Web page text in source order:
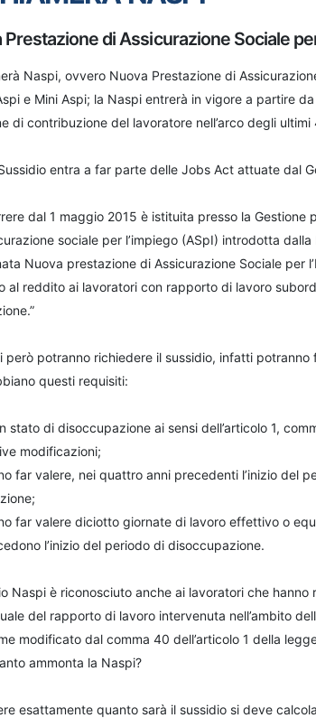
Prestazione di Assicurazione Sociale
Naspi, ovvero Nuova Prestazione di
e Mini Aspi; la Naspi entrerà in vigore a partire
di contribuzione del lavoratore nell’arco degli ultimi
entra a far parte delle Jobs Act attuate dal
dal 1 maggio 2015 è istituita presso la
sociale per l’impiego (ASpI) introdotta
Nuova prestazione di Assicurazione Sociale per
al reddito ai lavoratori con rapporto di lavoro
però potranno richiedere il sussidio, infatti
questi requisiti:
stato di disoccupazione ai sensi dell’articolo 1,
modificazioni;
far valere, nei quattro anni precedenti l’inizio del
far valere diciotto giornate di lavoro effettivo o
l’inizio del periodo di disoccupazione.
Naspi è riconosciuto anche ai lavoratori che
del rapporto di lavoro intervenuta nell’ambito
modificato dal comma 40 dell’articolo 1 della
ammonta la Naspi?
esattamente quanto sarà il sussidio si deve